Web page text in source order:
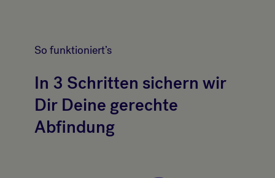
So funktioniert’s
In 3 Schritten sichern wir
Dir Deine gerechte
Abfindung